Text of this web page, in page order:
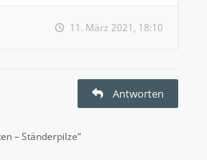
11. März 2021, 18:10
Antworten
– Ständerpilze“